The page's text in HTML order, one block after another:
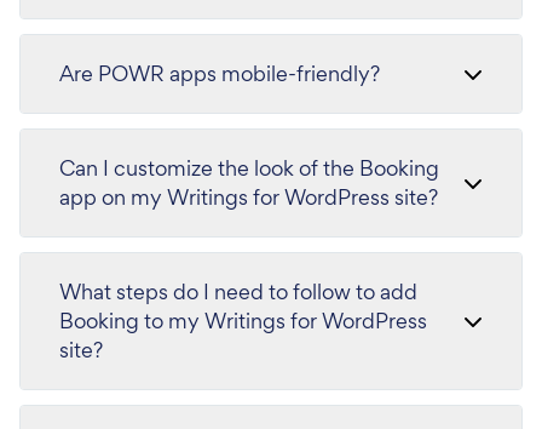
Are POWR apps mobile-friendly?
Can I customize the look of the Booking
app on my Writings for WordPress site?
What steps do I need to follow to add
Booking to my Writings for WordPress
site?